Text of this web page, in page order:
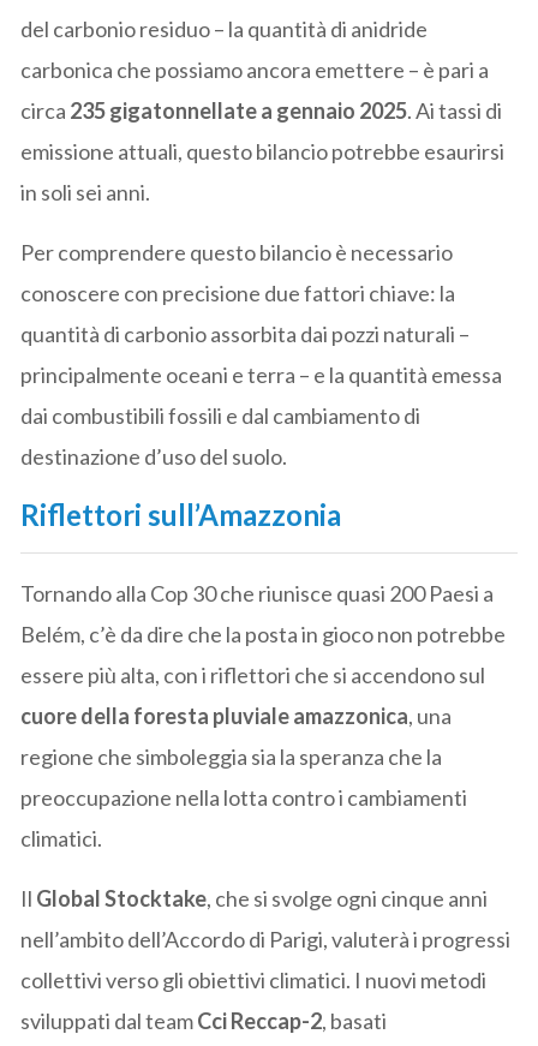
del carbonio residuo – la quantità di anidride
carbonica che possiamo ancora emettere – è pari a
circa 235 gigatonnellate a gennaio 2025. Ai tassi di
emissione attuali, questo bilancio potrebbe esaurirsi
in soli sei anni.
Per comprendere questo bilancio è necessario
conoscere con precisione due fattori chiave: la
quantità di carbonio assorbita dai pozzi naturali –
principalmente oceani e terra – e la quantità emessa
dai combustibili fossili e dal cambiamento di
destinazione d’uso del suolo.
Riflettori sull’Amazzonia
Tornando alla Cop 30 che riunisce quasi 200 Paesi a
Belém, c’è da dire che la posta in gioco non potrebbe
essere più alta, con i riflettori che si accendono sul
cuore della foresta pluviale amazzonica, una
regione che simboleggia sia la speranza che la
preoccupazione nella lotta contro i cambiamenti
climatici.
Il Global Stocktake, che si svolge ogni cinque anni
nell’ambito dell’Accordo di Parigi, valuterà i progressi
collettivi verso gli obiettivi climatici. I nuovi metodi
sviluppati dal teamCci Reccap-2, basati